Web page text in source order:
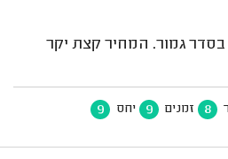
גמור. המחיר קצת יקר
8 זמנים 9 יחס 9